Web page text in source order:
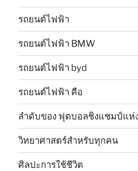
รถยนต์ไฟฟ้า
รถยนต์ไฟฟ้า BMW
รถยนต์ไฟฟ้า byd
รถยนต์ไฟฟ้า คือ
ลำดับของ ฟุตบอลชิงแชมป์แห่
วิทยาศาสตร์สำหรับทุกคน
ศิลปะการใช้ชีวิต